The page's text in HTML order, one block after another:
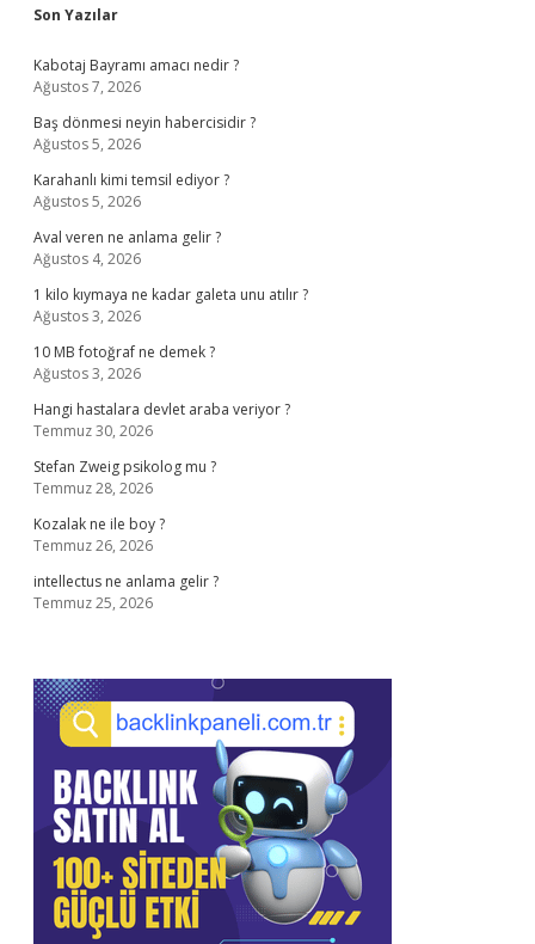
Sidebar
Son Yazılar
Kabotaj Bayramı amacı nedir ?
Ağustos 7, 2026
Baş dönmesi neyin habercisidir ?
Ağustos 5, 2026
Karahanlı kimi temsil ediyor ?
Ağustos 5, 2026
Aval veren ne anlama gelir ?
Ağustos 4, 2026
1 kilo kıymaya ne kadar galeta unu atılır ?
Ağustos 3, 2026
10 MB fotoğraf ne demek ?
Ağustos 3, 2026
Hangi hastalara devlet araba veriyor ?
Temmuz 30, 2026
Stefan Zweig psikolog mu ?
Temmuz 28, 2026
Kozalak ne ile boy ?
Temmuz 26, 2026
intellectus ne anlama gelir ?
Temmuz 25, 2026